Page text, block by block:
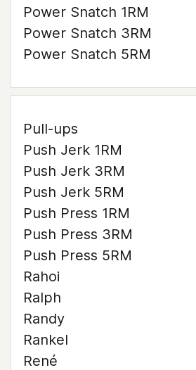
Power Snatch 1RM
Power Snatch 3RM
Power Snatch 5RM
Pull-ups
Push Jerk 1RM
Push Jerk 3RM
Push Jerk 5RM
Push Press 1RM
Push Press 3RM
Push Press 5RM
Rahoi
Ralph
Randy
Rankel
René